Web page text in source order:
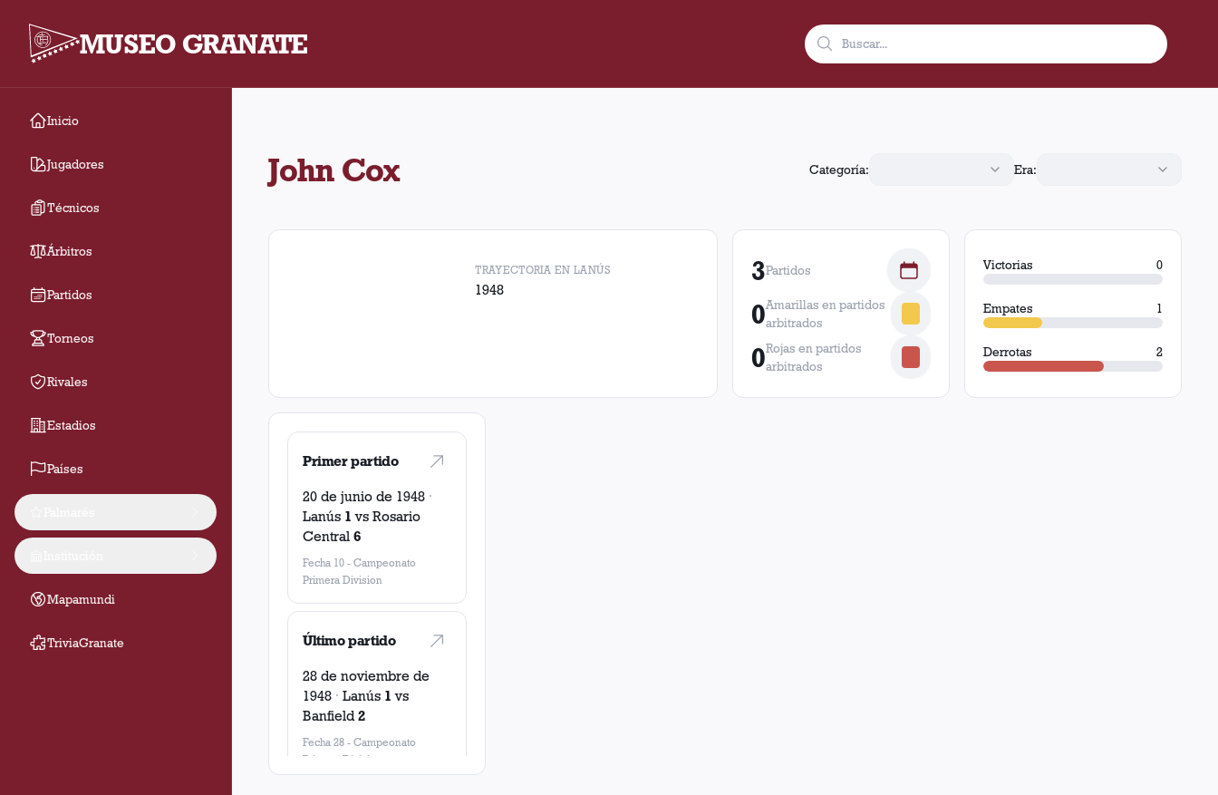
MUSEO GRANATE
Inicio
Jugadores
Técnicos
Árbitros
Partidos
Torneos
Rivales
Estadios
Países
Mapamundi
TriviaGranate
John Cox Categoría: Era:
TRAYECTORIA EN LANÚS
1948
3Partidos
0Amarillas en partidos
arbitrados
0Rojas en partidos
arbitrados
Victorias 0
Empates 1
Derrotas 2
Primer partido
20 de junio de 1948 ·
Lanús 1 vs Rosario
Central 6
Fecha 10 - Campeonato
Primera Division
Último partido
28 de noviembre de
1948 · Lanús 1 vs
Banfield 2
Fecha 28 - Campeonato
Primera Division